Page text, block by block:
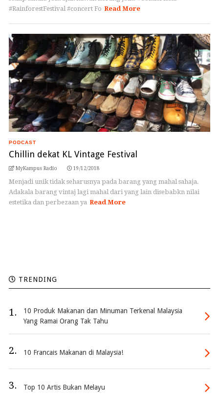
#RainforestFestival #concert Fo Read More
PODCAST
Chillin dekat KL Vintage Festival
MyKampus Radio 19/12/2018
Menjadi unik tidak seharusnya pada barang yang mahal sahaja.
Adakala barang vintaj lagi mahal dari yang lain disebabkn nilai
estetika dan perbezaan ya Read More
TRENDING
1.
10 Produk Makanan dan Minuman Terkenal Malaysia
Yang Ramai Orang Tak Tahu
2. 10 Francais Makanan di Malaysia!
3. Top 10 Artis Bukan Melayu